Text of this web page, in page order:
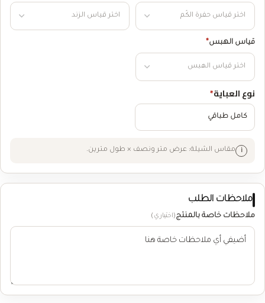
قياس الهبس*
نوع العباية*
كامل طباقي
مقاس الشيلة: عرض متر ونصف × طول مترين.
ملاحظات الطلب
ملاحظات خاصة بالمنتج(اختياري)